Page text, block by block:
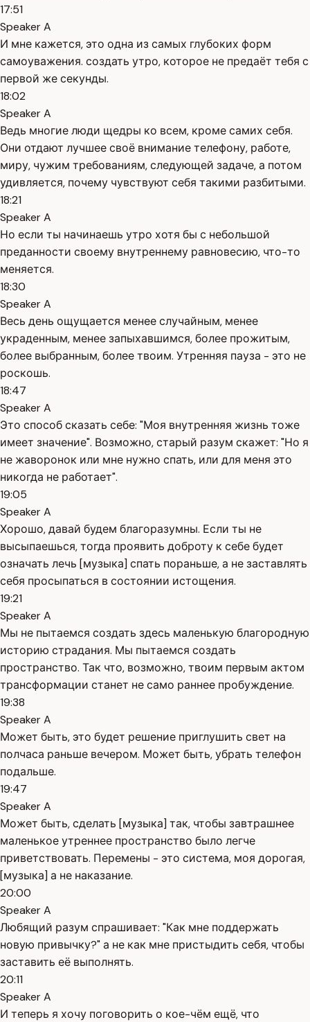
17:51
Speaker A
И мне кажется, это одна из самых глубоких форм
самоуважения. создать утро, которое не предаёт тебя с
первой же секунды.
18:02
Speaker A
Ведь многие люди щедры ко всем, кроме самих себя.
Они отдают лучшее своё внимание телефону, работе,
миру, чужим требованиям, следующей задаче, а потом
удивляется, почему чувствуют себя такими разбитыми.
18:21
Speaker A
Но если ты начинаешь утро хотя бы с небольшой
преданности своему внутреннему равновесию, что-то
меняется.
18:30
Speaker A
Весь день ощущается менее случайным, менее
украденным, менее запыхавшимся, более прожитым,
более выбранным, более твоим. Утренняя пауза - это не
роскошь.
18:47
Speaker A
Это способ сказать себе: "Моя внутренняя жизнь тоже
имеет значение". Возможно, старый разум скажет: "Но я
не жаворонок или мне нужно спать, или для меня это
никогда не работает".
19:05
Speaker A
Хорошо, давай будем благоразумны. Если ты не
высыпаешься, тогда проявить доброту к себе будет
означать лечь [музыка] спать пораньше, а не заставлять
себя просыпаться в состоянии истощения.
19:21
Speaker A
Мы не пытаемся создать здесь маленькую благородную
историю страдания. Мы пытаемся создать
пространство. Так что, возможно, твоим первым актом
трансформации станет не само раннее пробуждение.
19:38
Speaker A
Может быть, это будет решение приглушить свет на
полчаса раньше вечером. Может быть, убрать телефон
подальше.
19:47
Speaker A
Может быть, сделать [музыка] так, чтобы завтрашнее
маленькое утреннее пространство было легче
приветствовать. Перемены - это система, моя дорогая,
[музыка] а не наказание.
20:00
Speaker A
Любящий разум спрашивает: "Как мне поддержать
новую привычку?" а не как мне пристыдить себя, чтобы
заставить её выполнять.
20:11
Speaker A
И теперь я хочу поговорить о кое-чём ещё, что